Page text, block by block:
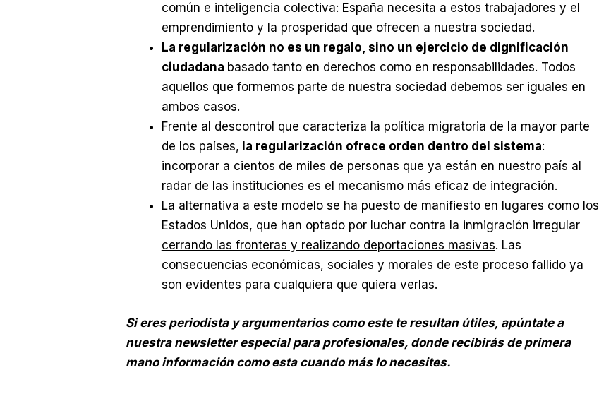
común e inteligencia colectiva: España necesita a estos trabajadores y el
emprendimiento y la prosperidad que ofrecen a nuestra sociedad.
La regularización no es un regalo, sino un ejercicio de dignificación
ciudadana basado tanto en derechos como en responsabilidades. Todos
aquellos que formemos parte de nuestra sociedad debemos ser iguales en
ambos casos.
Frente al descontrol que caracteriza la política migratoria de la mayor parte
de los países, la regularización ofrece orden dentro del sistema:
incorporar a cientos de miles de personas que ya están en nuestro país al
radar de las instituciones es el mecanismo más eficaz de integración.
La alternativa a este modelo se ha puesto de manifiesto en lugares como los
Estados Unidos, que han optado por luchar contra la inmigración irregular
cerrando las fronteras y realizando deportaciones masivas. Las
consecuencias económicas, sociales y morales de este proceso fallido ya
son evidentes para cualquiera que quiera verlas.
Si eres periodista y argumentarios como este te resultan útiles, apúntate a
nuestra newsletter especial para profesionales, donde recibirás de primera
mano información como esta cuando más lo necesites.